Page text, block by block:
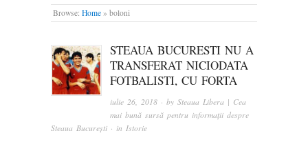
Browse: Home » boloni
STEAUA BUCURESTI NU A
TRANSFERAT NICIODATA
FOTBALISTI, CU FORTA
iulie 26, 2018 · bySteaua Libera | Cea
mai bună sursă pentru informații despre
Steaua București · in Istorie